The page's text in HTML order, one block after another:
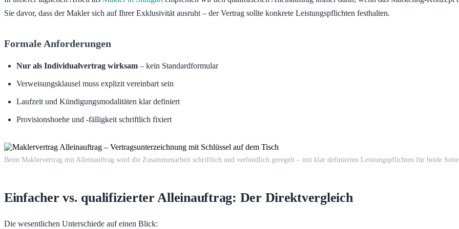
Sie davor, dass der Makler sich auf Ihrer Exklusivität ausruht – der Vertrag sollte konkrete Leistungspflichten festhalten.
Formale Anforderungen
Nur als Individualvertrag wirksam – kein Standardformular
Verweisungsklausel muss explizit vereinbart sein
Laufzeit und Kündigungsmodalitäten klar definiert
Provisionshoehe und -fälligkeit schriftlich fixiert
Beim Maklervertrag mit Alleinauftrag wird die Zusammenarbeit schriftlich und verbindlich geregelt – mit klar definierten Leistungspflichten für beide
Einfacher vs. qualifizierter Alleinauftrag: Der Direktvergleich
Die wesentlichen Unterschiede auf einen Blick: